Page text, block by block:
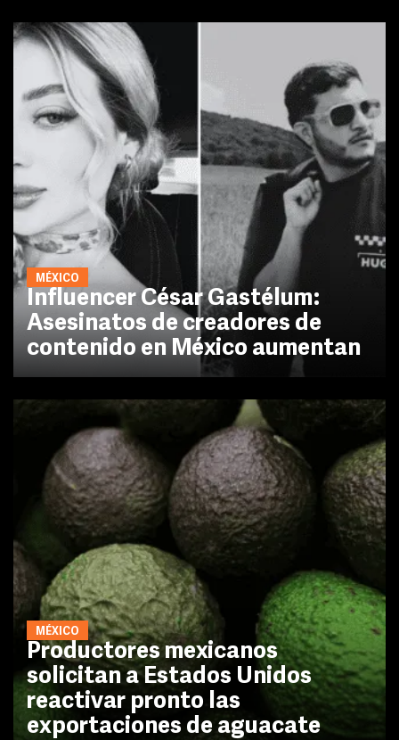
MÉXICO
Influencer César Gastélum:
Asesinatos de creadores de
contenido en México aumentan
MÉXICO
Productores mexicanos
solicitan a Estados Unidos
reactivar pronto las
exportaciones de aguacate